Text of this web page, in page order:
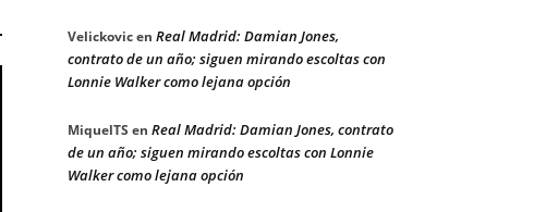
Velickovicen Real Madrid: Damian Jones,
contrato de un año; siguen mirando escoltas con
Lonnie Walker como lejana opción
MiquelTS en Real Madrid: Damian Jones, contrato
de un año; siguen mirando escoltas con Lonnie
Walker como lejana opción